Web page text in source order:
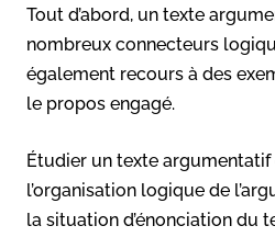
Tout d’abord, un texte
nombreux connecteurs
également recours à des
le propos engagé.
Étudier un texte
l’organisation logique de
la situation d’énonciation du